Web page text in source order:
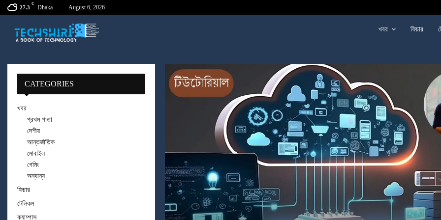
27.3
C
Dhaka August 6, 2026
খবর ফিচার
CATEGORIES
খবর
প্রথম পাতা
দেশীয়
আন্তর্জাতিক
মোবাইল
গেমিং
অন্যান্য
ফিচার
টেলিকম
ক্যাম্পাস